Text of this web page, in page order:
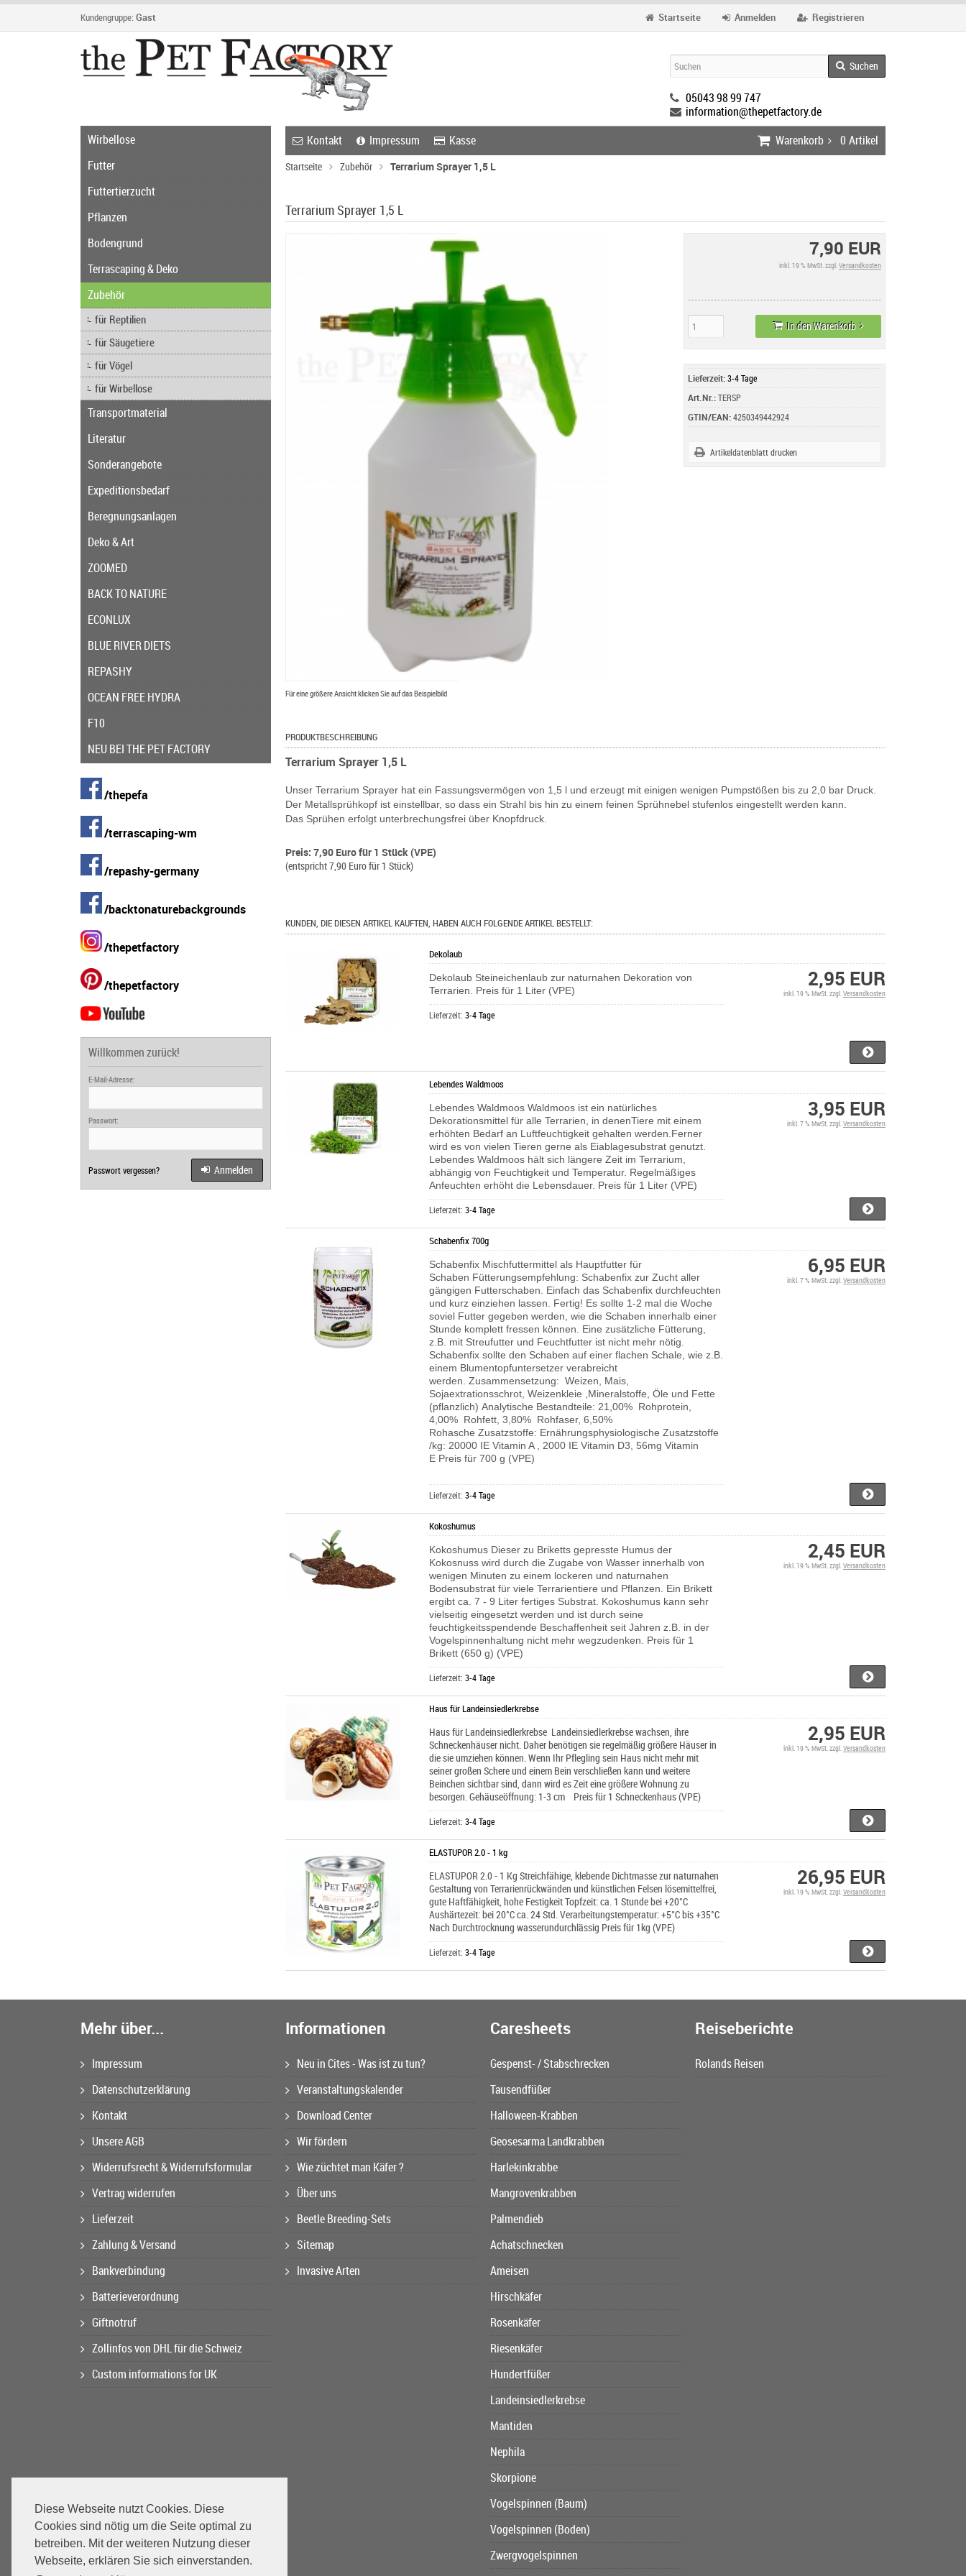
Diese Webseite nutzt Cookies. Diese
Cookies sind nötig um die Seite optimal zu
betreiben. Mit der weiteren Nutzung dieser
Webseite, erklären Sie sich einverstanden.
Kundengruppe: Gast Registrieren
Anmelden
Startseite
Suchen
05043 98 99 747
information@thepetfactory.de
Kontakt
Impressum Kasse Warenkorb 0 Artikel
Startseite Zubehör Terrarium Sprayer 1,5 L
Terrarium Sprayer 1,5 L
Für eine größere Ansicht klicken Sie auf das Beispielbild
7,90 EUR
inkl. 19 % MwSt. zzgl.Versandkosten
In den Warenkorb
Lieferzeit:3-4 Tage
Art.Nr.:TERSP
GTIN/EAN:4250349442924
Artikeldatenblatt drucken
PRODUKTBESCHREIBUNG
Terrarium Sprayer 1,5 L
Unser Terrarium Sprayer hat ein Fassungsvermögen von 1,5 l und erzeugt mit einigen wenigen Pumpstößen bis zu 2,0 bar Druck.
Der Metallsprühkopf ist einstellbar, so dass ein Strahl bis hin zu einem feinen Sprühnebel stufenlos eingestellt werden kann.
Das Sprühen erfolgt unterbrechungsfrei über Knopfdruck.
Preis: 7,90 Euro für 1 Stück (VPE)
(entspricht 7,90 Euro für 1 Stück)
KUNDEN, DIE DIESEN ARTIKEL KAUFTEN, HABEN AUCH FOLGENDE ARTIKEL BESTELLT:
Dekolaub
Dekolaub Steineichenlaub zur naturnahen Dekoration von
Terrarien. Preis für 1 Liter (VPE)
Lieferzeit:3-4 Tage
2,95 EUR
inkl. 19 % MwSt. zzgl.Versandkosten
Lebendes Waldmoos
Lebendes Waldmoos Waldmoos ist ein natürliches
Dekorationsmittel für alle Terrarien, in denenTiere mit einem
erhöhten Bedarf an Luftfeuchtigkeit gehalten werden.Ferner
wird es von vielen Tieren gerne als Eiablagesubstrat genutzt.
Lebendes Waldmoos hält sich längere Zeit im Terrarium,
abhängig von Feuchtigkeit und Temperatur. Regelmäßiges
Anfeuchten erhöht die Lebensdauer. Preis für 1 Liter (VPE)
Lieferzeit:3-4 Tage
3,95 EUR
inkl. 7 % MwSt. zzgl.Versandkosten
Schabenfix 700g
Schabenfix Mischfuttermittel als Hauptfutter für
Schaben Fütterungsempfehlung: Schabenfix zur Zucht aller
gängigen Futterschaben. Einfach das Schabenfix durchfeuchten
und kurz einziehen lassen. Fertig! Es sollte 1-2 mal die Woche
soviel Futter gegeben werden, wie die Schaben innerhalb einer
Stunde komplett fressen können. Eine zusätzliche Fütterung,
z.B. mit Streufutter und Feuchtfutter ist nicht mehr nötig.
Schabenfix sollte den Schaben auf einer flachen Schale, wie z.B.
einem Blumentopfuntersetzer verabreicht
werden. Zusammensetzung: Weizen, Mais,
Sojaextrationsschrot, Weizenkleie ,Mineralstoffe, Öle und Fette
(pflanzlich) Analytische Bestandteile: 21,00% Rohprotein,
4,00% Rohfett, 3,80% Rohfaser, 6,50%
Rohasche Zusatzstoffe: Ernährungsphysiologische Zusatzstoffe
/kg: 20000 IE Vitamin A , 2000 IE Vitamin D3, 56mg Vitamin
E Preis für 700 g (VPE)
Lieferzeit:3-4 Tage
6,95 EUR
inkl. 7 % MwSt. zzgl.Versandkosten
Kokoshumus
Kokoshumus Dieser zu Briketts gepresste Humus der
Kokosnuss wird durch die Zugabe von Wasser innerhalb von
wenigen Minuten zu einem lockeren und naturnahen
Bodensubstrat für viele Terrarientiere und Pflanzen. Ein Brikett
ergibt ca. 7 - 9 Liter fertiges Substrat. Kokoshumus kann sehr
vielseitig eingesetzt werden und ist durch seine
feuchtigkeitsspendende Beschaffenheit seit Jahren z.B. in der
Vogelspinnenhaltung nicht mehr wegzudenken. Preis für 1
Brikett (650 g) (VPE)
Lieferzeit:3-4 Tage
2,45 EUR
inkl. 19 % MwSt. zzgl.Versandkosten
Haus für Landeinsiedlerkrebse
Haus für Landeinsiedlerkrebse Landeinsiedlerkrebse wachsen, ihre
Schneckenhäuser nicht. Daher benötigen sie regelmäßig größere Häuser in
die sie umziehen können. Wenn Ihr Pflegling sein Haus nicht mehr mit
seiner großen Schere und einem Bein verschließen kann und weitere
Beinchen sichtbar sind, dann wird es Zeit eine größere Wohnung zu
besorgen. Gehäuseöffnung: 1-3 cm Preis für 1 Schneckenhaus (VPE)
Lieferzeit:3-4 Tage
2,95 EUR
inkl. 19 % MwSt. zzgl.Versandkosten
ELASTUPOR 2.0 - 1 kg
ELASTUPOR 2.0 - 1 Kg Streichfähige, klebende Dichtmasse zur naturnahen
Gestaltung von Terrarienrückwänden und künstlichen Felsen lösemittelfrei,
gute Haftfähigkeit, hohe Festigkeit Topfzeit: ca. 1 Stunde bei +20°C
Aushärtezeit: bei 20°C ca. 24 Std. Verarbeitungstemperatur: +5°C bis +35°C
Nach Durchtrocknung wasserundurchlässig Preis für 1kg (VPE)
Lieferzeit:3-4 Tage
26,95 EUR
inkl. 19 % MwSt. zzgl.Versandkosten
Wirbellose
Futter
Futtertierzucht
Pflanzen
Bodengrund
Terrascaping & Deko
Zubehör
für Reptilien
für Säugetiere
für Vögel
für Wirbellose
Transportmaterial
Literatur
Sonderangebote
Expeditionsbedarf
Beregnungsanlagen
Deko & Art
ZOOMED
BACK TO NATURE
ECONLUX
BLUE RIVER DIETS
REPASHY
OCEAN FREE HYDRA
F10
NEU BEI THE PET FACTORY
/thepefa
/terrascaping-wm
/repashy-germany
/backtonaturebackgrounds
/thepetfactory
/thepetfactory
Willkommen zurück!
E-Mail-Adresse:
Passwort:
Passwort vergessen? Anmelden
Mehr über...
Impressum
Datenschutzerklärung
Kontakt
Unsere AGB
Widerrufsrecht & Widerrufsformular
Vertrag widerrufen
Lieferzeit
Zahlung & Versand
Bankverbindung
Batterieverordnung
Giftnotruf
Zollinfos von DHL für die Schweiz
Custom informations for UK
Informationen
Neu in Cites - Was ist zu tun?
Veranstaltungskalender
Download Center
Wir fördern
Wie züchtet man Käfer ?
Über uns
Beetle Breeding-Sets
Sitemap
Invasive Arten
Caresheets
Gespenst- / Stabschrecken
Tausendfüßer
Halloween-Krabben
Geosesarma Landkrabben
Harlekinkrabbe
Mangrovenkrabben
Palmendieb
Achatschnecken
Ameisen
Hirschkäfer
Rosenkäfer
Riesenkäfer
Hundertfüßer
Landeinsiedlerkrebse
Mantiden
Nephila
Skorpione
Vogelspinnen (Baum)
Vogelspinnen (Boden)
Zwergvogelspinnen
Reiseberichte
Rolands Reisen